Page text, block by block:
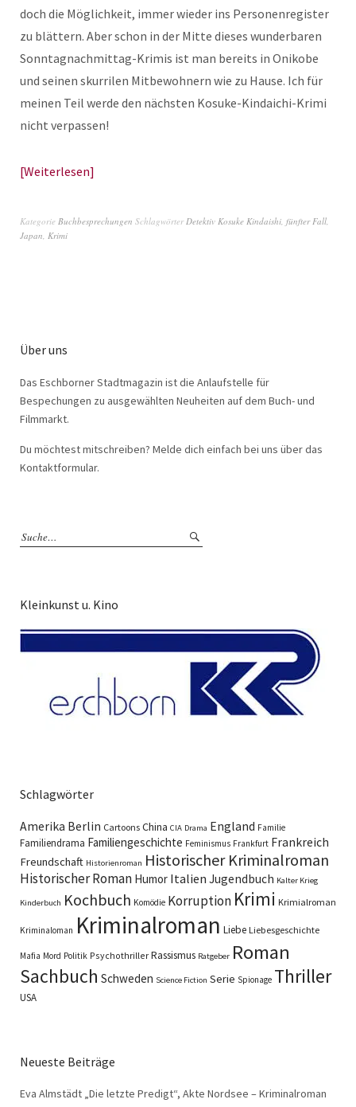
doch die Möglichkeit, immer wieder ins Personenregister
zu blättern. Aber schon in der Mitte dieses wunderbaren
Sonntagnachmittag-Krimis ist man bereits in Onikobe
und seinen skurrilen Mitbewohnern wie zu Hause. Ich für
meinen Teil werde den nächsten Kosuke-Kindaichi-Krimi
nicht verpassen!
Weiterlesen
Kategorie Buchbesprechungen SchlagwörterDetektiv Kosuke Kindaishi, fünfter Fall,
Japan, Krimi
Über uns
Das Eschborner Stadtmagazin ist die Anlaufstelle für
Bespechungen zu ausgewählten Neuheiten auf dem Buch- und
Filmmarkt.
Du möchtest mitschreiben? Melde dich einfach bei uns über das
Kontaktformular.
Kleinkunst u. Kino
Schlagwörter
Amerika Berlin Cartoons China CIA Drama England Familie
Familiendrama Familiengeschichte Feminismus Frankfurt Frankreich
Freundschaft Historienroman Historischer Kriminalroman
Historischer Roman Humor Italien Jugendbuch Kalter Krieg
Kinderbuch Kochbuch Komödie Korruption Krimi Krimialroman
Kriminaloman Kriminalroman Liebe Liebesgeschichte
Mafia Mord Politik Psychothriller Rassismus Ratgeber Roman
Sachbuch Schweden Science Fiction Serie Spionage Thriller
USA
Neueste Beiträge
Eva Almstädt „Die letzte Predigt“, Akte Nordsee – Kriminalroman